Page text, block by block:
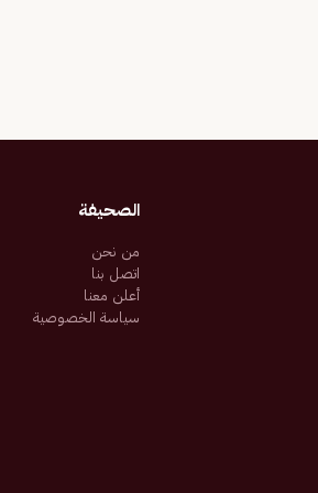
الصحيفة
من نحن
اتصل بنا
أعلن معنا
سياسة الخصوصية